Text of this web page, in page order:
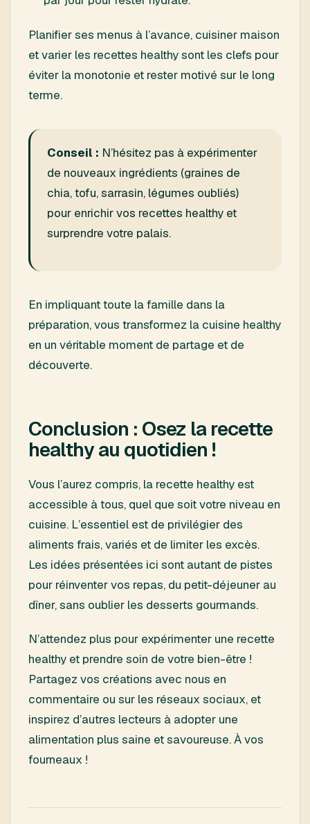
Planifier ses menus à l’avance, cuisiner maison
et varier les recettes healthy sont les clefs pour
éviter la monotonie et rester motivé sur le long
terme.
Conseil : N’hésitez pas à expérimenter
de nouveaux ingrédients (graines de
chia, tofu, sarrasin, légumes oubliés)
pour enrichir vos recettes healthy et
surprendre votre palais.
En impliquant toute la famille dans la
préparation, vous transformez la cuisine healthy
en un véritable moment de partage et de
découverte.
Conclusion : Osez la recette
healthy au quotidien !
Vous l’aurez compris, la recette healthy est
accessible à tous, quel que soit votre niveau en
cuisine. L’essentiel est de privilégier des
aliments frais, variés et de limiter les excès.
Les idées présentées ici sont autant de pistes
pour réinventer vos repas, du petit-déjeuner au
dîner, sans oublier les desserts gourmands.
N’attendez plus pour expérimenter une recette
healthy et prendre soin de votre bien-être !
Partagez vos créations avec nous en
commentaire ou sur les réseaux sociaux, et
inspirez d’autres lecteurs à adopter une
alimentation plus saine et savoureuse. À vos
fourneaux !